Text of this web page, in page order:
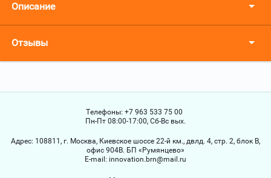
Описание
Отзывы
Телефоны: +7 963 533 75 00
Пн-Пт 08:00-17:00, Сб-Вс вых.
Адрес: 108811, г. Москва, Киевское шоссе 22-й км., двлд. 4, стр. 2, блок В,
офис 904В. БП «Румянцево»
Е-mail: innovation.brn@mail.ru